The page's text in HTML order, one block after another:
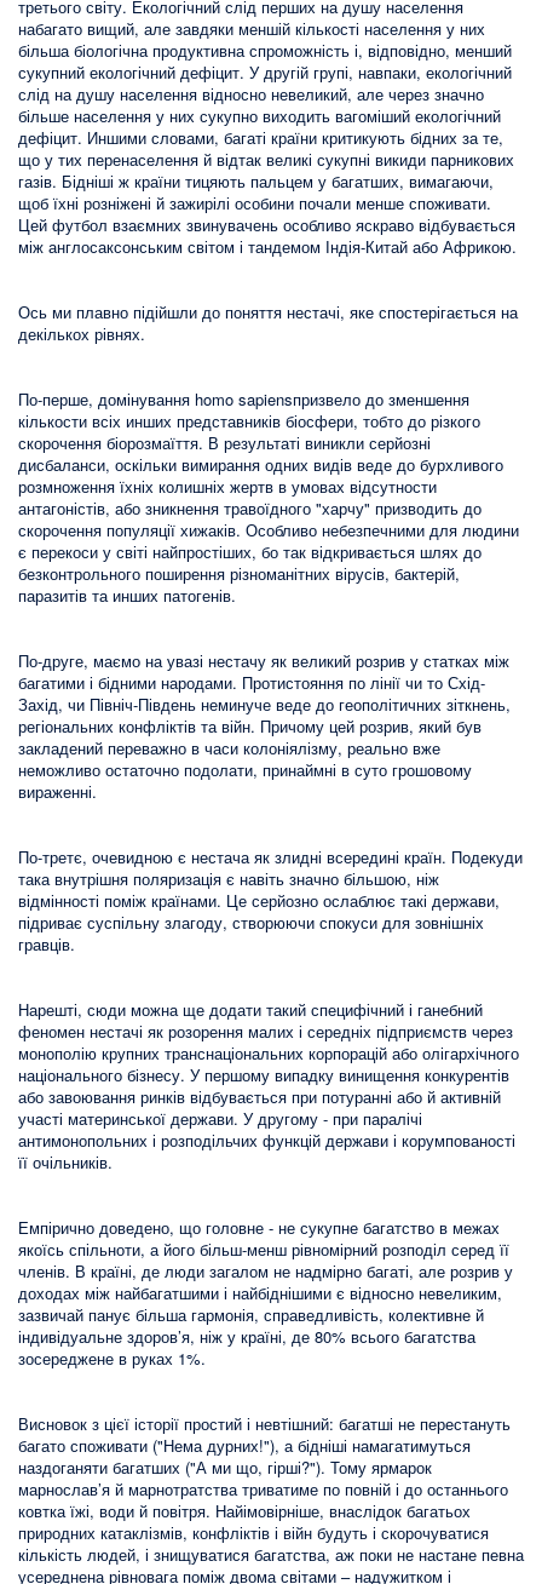
третього світу. Екологічний слід перших на душу населення
набагато вищий, але завдяки меншій кількості населення у них
більша біологічна продуктивна спроможність і, відповідно, менший
сукупний екологічний дефіцит. У другій групі, навпаки, екологічний
слід на душу населення відносно невеликий, але через значно
більше населення у них сукупно виходить вагоміший екологічний
дефіцит. Иншими словами, багаті країни критикують бідних за те,
що у тих перенаселення й відтак великі сукупні викиди парникових
газів. Бідніші ж країни тицяють пальцем у багатших, вимагаючи,
щоб їхні розніжені й зажирілі особини почали менше споживати.
Цей футбол взаємних звинувачень особливо яскраво відбувається
між англосаксонським світом і тандемом Індія-Китай або Африкою.
Ось ми плавно підійшли до поняття нестачі, яке спостерігається на
декількох рівнях.
По-перше, домінування homo sapiensпризвело до зменшення
кількости всіх инших представників біосфери, тобто до різкого
скорочення біорозмаїття. В результаті виникли серйозні
дисбаланси, оскільки вимирання одних видів веде до бурхливого
розмноження їхніх колишніх жертв в умовах відсутности
антагоністів, або зникнення травоїдного "харчу" призводить до
скорочення популяції хижаків. Особливо небезпечними для людини
є перекоси у світі найпростіших, бо так відкривається шлях до
безконтрольного поширення різноманітних вірусів, бактерій,
паразитів та инших патогенів.
По-друге, маємо на увазі нестачу як великий розрив у статках між
багатими і бідними народами. Протистояння по лінії чи то Схід-
Захід, чи Північ-Південь неминуче веде до геополітичних зіткнень,
регіональних конфліктів та війн. Причому цей розрив, який був
закладений переважно в часи колоніялізму, реально вже
неможливо остаточно подолати, принаймні в суто грошовому
вираженні.
По-третє, очевидною є нестача як злидні всередині країн. Подекуди
така внутрішня поляризація є навіть значно більшою, ніж
відмінності поміж країнами. Це серйозно ослаблює такі держави,
підриває суспільну злагоду, створюючи спокуси для зовнішніх
гравців.
Нарешті, сюди можна ще додати такий специфічний і ганебний
феномен нестачі як розорення малих і середніх підприємств через
монополію крупних транснаціональних корпорацій або олігархічного
національного бізнесу. У першому випадку винищення конкурентів
або завоювання ринків відбувається при потуранні або й активній
участі материнської держави. У другому - при паралічі
антимонопольних і розподільчих функцій держави і корумпованості
її очільників.
Емпірично доведено, що головне - не сукупне багатство в межах
якоїсь спільноти, а його більш-менш рівномірний розподіл серед її
членів. В країні, де люди загалом не надмірно багаті, але розрив у
доходах між найбагатшими і найбіднішими є відносно невеликим,
зазвичай панує більша гармонія, справедливість, колективне й
індивідуальне здоров’я, ніж у країні, де 80% всього багатства
зосереджене в руках 1%.
Висновок з цієї історії простий і невтішний: багатші не перестануть
багато споживати ("Нема дурних!"), а бідніші намагатимуться
наздоганяти багатших ("А ми що, гірші?"). Тому ярмарок
марнослав’я й марнотратства триватиме по повній і до останнього
ковтка їжі, води й повітря. Найімовірніше, внаслідок багатьох
природних катаклізмів, конфліктів і війн будуть і скорочуватися
кількість людей, і знищуватися багатства, аж поки не настане певна
усереднена рівновага поміж двома світами – надужитком і